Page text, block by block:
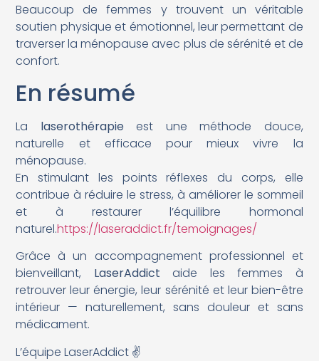
Beaucoup de femmes y trouvent un véritable
soutien physique et émotionnel, leur permettant de
traverser la ménopause avec plus de sérénité et de
confort.
En résumé
La laserothérapieest une méthode douce,
naturelle et efficace pour mieux vivre la
ménopause.
En stimulant les points réflexes du corps, elle
contribue à réduire le stress, à améliorer le sommeil
et à restaurer l’équilibre hormonal
naturel.https://laseraddict.fr/temoignages/
Grâce à un accompagnement professionnel et
bienveillant, LaserAddict aide les femmes à
retrouver leur énergie, leur sérénité et leur bien-être
intérieur — naturellement, sans douleur et sans
médicament.
L’équipe LaserAddict ✌️